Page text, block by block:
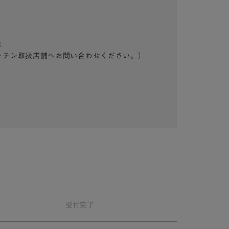
ン取扱店舗へお問い合わせください。）
受付完了